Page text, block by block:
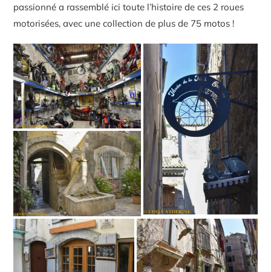
passionné a rassemblé ici toute l’histoire de ces 2 roues
motorisées, avec une collection de plus de 75 motos !